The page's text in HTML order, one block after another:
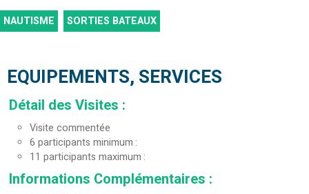
NAUTISME SORTIES BATEAUX
EQUIPEMENTS, SERVICES
Détail des Visites :
Visite commentée
6 participants minimum
11 participants maximum
Informations Complémentaires :